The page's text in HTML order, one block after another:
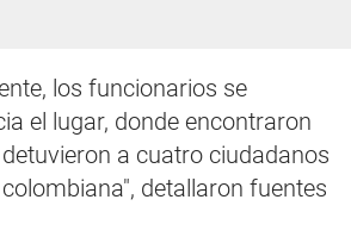
los funcionarios se
el lugar, donde encontraron
a cuatro ciudadanos
detallaron fuentes